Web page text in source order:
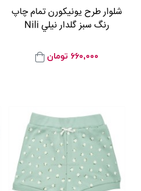
شلوار طرح يونيکورن تمام چاپ
رنگ سبز گلدار نيلي Nili
۶۶۰,۰۰۰ تومان